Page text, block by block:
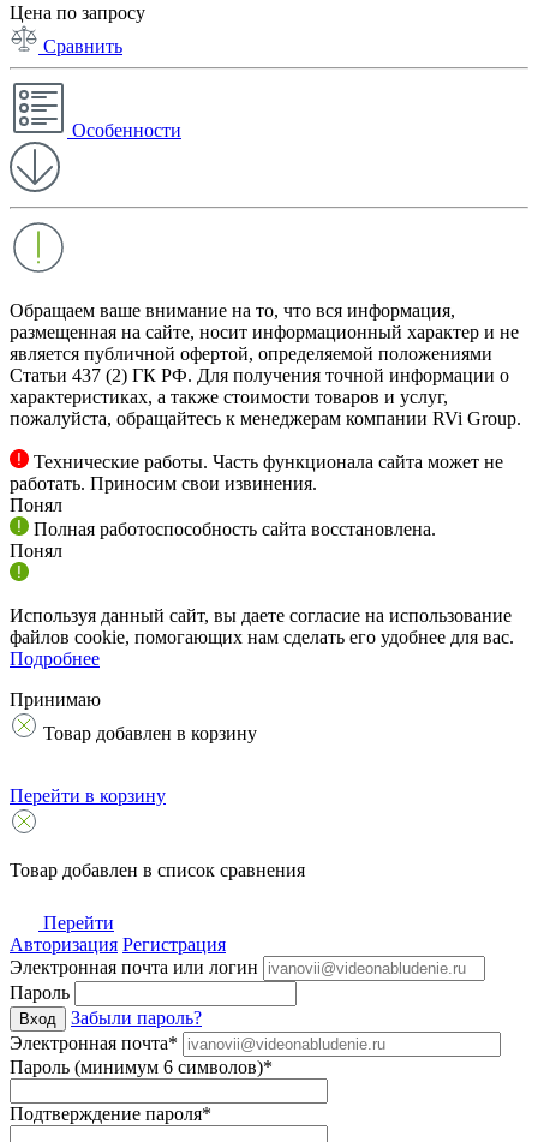
Цена по запросу
Сравнить
Особенности
Обращаем ваше внимание на то, что вся информация,
размещенная на сайте, носит информационный характер и не
является публичной офертой, определяемой положениями
Статьи 437 (2) ГК РФ. Для получения точной информации о
характеристиках, а также стоимости товаров и услуг,
пожалуйста, обращайтесь к менеджерам компании RVi Group.
Технические работы. Часть функционала сайта может не
работать. Приносим свои извинения.
Понял
Полная работоспособность сайта восстановлена.
Понял
Используя данный сайт, вы даете согласие на использование
файлов cookie, помогающих нам сделать его удобнее для вас.
Подробнее
Принимаю
Товар добавлен в корзину
Перейти в корзину
Товар добавлен в список сравнения
Перейти
Авторизация Регистрация
Электронная почта или логин
Пароль
Вход
Забыли пароль?
Электронная почта*
Пароль (минимум 6 символов)*
Подтверждение пароля*